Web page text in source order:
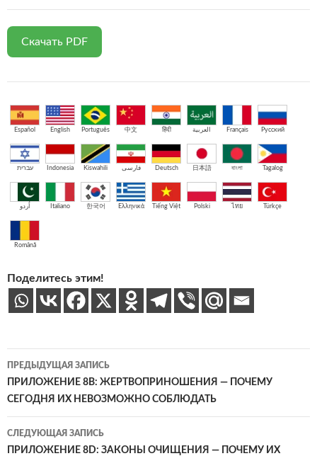
Скачать PDF
Español English Português 中文 हिंदी العربية Français Русский
עברית Indonesia Kiswahili فارسی Deutsch 日本語 বাংলা Tagalog
اُردو Italiano 한국어 Ελληνικά Tiếng Việt Polski ไทย Türkçe
Română
Поделитесь этим!
Навигация
по
записям
ПРЕДЫДУЩАЯ ЗАПИСЬ
ПРИЛОЖЕНИЕ 8B: ЖЕРТВОПРИНОШЕНИЯ — ПОЧЕМУ
СЕГОДНЯ ИХ НЕВОЗМОЖНО СОБЛЮДАТЬ
СЛЕДУЮЩАЯ ЗАПИСЬ
ПРИЛОЖЕНИЕ 8D: ЗАКОНЫ ОЧИЩЕНИЯ — ПОЧЕМУ ИХ